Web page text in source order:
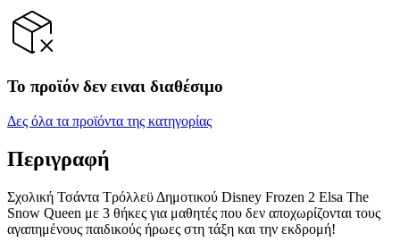
Το προϊόν δεν ειναι διαθέσιμο
Δες όλα τα προϊόντα της κατηγορίας
Περιγραφή
Σχολική Τσάντα Τρόλλεϋ Δημοτικού Disney Frozen 2 Elsa The
Snow Queen με 3 θήκες για μαθητές που δεν αποχωρίζονται τους
αγαπημένους παιδικούς ήρωες στη τάξη και την εκδρομή!